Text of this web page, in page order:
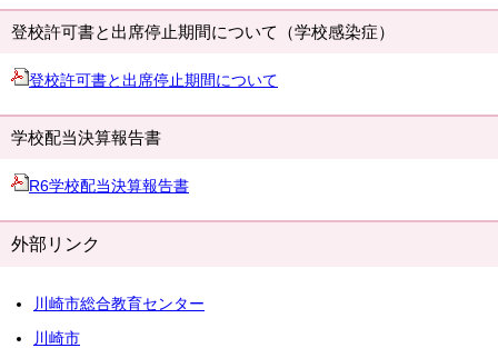
登校許可書と出席停止期間について（学校感染症）
登校許可書と出席停止期間について
学校配当決算報告書
R6学校配当決算報告書
外部リンク
川崎市総合教育センター
川崎市